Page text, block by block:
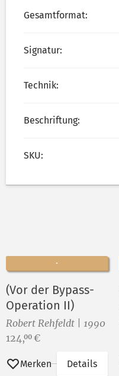
Gesamtformat:
Signatur:
Technik:
Beschriftung:
SKU:
(Vor der Bypass-
Operation II)
Robert Rehfeldt | 1990
Preis:
124,00 €
Merken Details